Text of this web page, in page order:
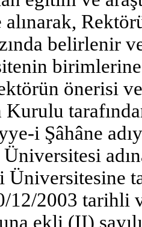
alınarak,
belirlenir
önerisi
i Şâhâne
Üniversitesine
2003 tarihli
ekli (II)